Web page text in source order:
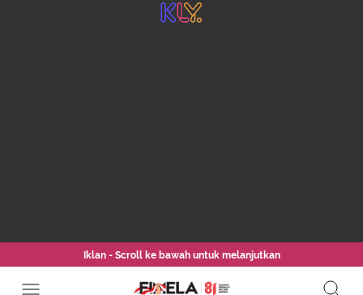
Iklan - Scroll ke bawah untuk melanjutkan